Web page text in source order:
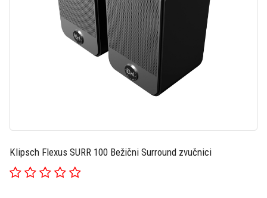
Klipsch Flexus SURR 100 Bežični Surround zvučnici